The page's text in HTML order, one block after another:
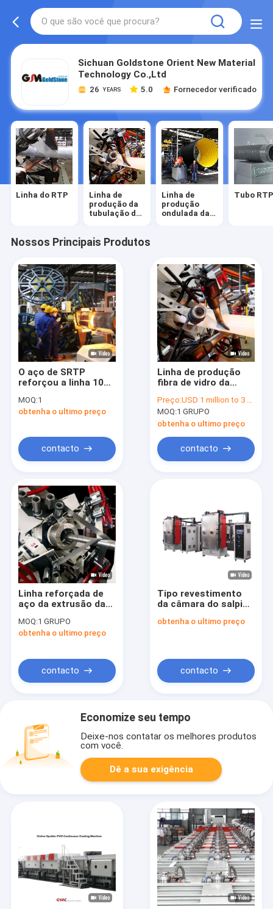
Sichuan Goldstone Orient New Material
Technology Co.,Ltd
26 YEARS 5.0 Fornecedor verificado
Linha do RTP
Linha de
produção da
tubulação do
Linha de
produção
ondulada da
Tubo
Nossos Principais Produtos
O aço de SRTP
reforçou a linha 10
RTP para a tubulação
terrestre flexível
MOQ:1
obtenha o ultimo preço
contacto
Linha de produção
fibra de vidro da
RTP de 2 polegadas
reforçada para a
tubulação terrestre
do gás de óleo
Preço:USD 1 million to 3 million
MOQ:1 GRUPO
obtenha o ultimo preço
contacto
Linha reforçada de
aço da extrusão da
Spoolable RTP para o
petróleo e gás
MOQ:1 GRUPO
obtenha o ultimo preço
contacto
Tipo revestimento
da câmara do salpico
máquina de
obtenha o ultimo preço
contacto
Economize seu tempo
Deixe-nos contatar os melhores produtos
com você.
Dê a sua exigência